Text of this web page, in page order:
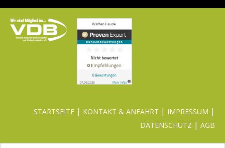
STARTSEITE | KONTAKT & ANFAHRT | IMPRESSUM |
DATENSCHUTZ | AGB